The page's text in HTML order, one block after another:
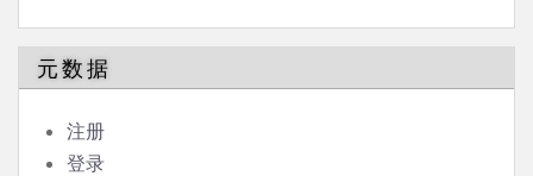
元数据
注册
登录